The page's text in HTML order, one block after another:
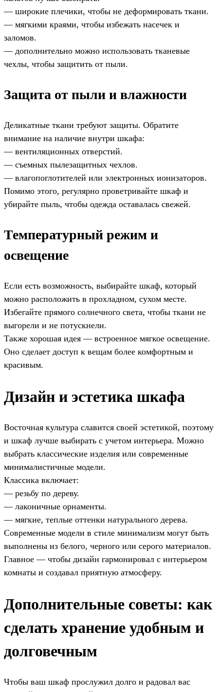
— широкие плечики, чтобы не деформировать ткани.
— мягкими краями, чтобы избежать насечек и
заломов.
— дополнительно можно использовать тканевые
чехлы, чтобы защитить от пыли.
Защита от пыли и влажности
Деликатные ткани требуют защиты. Обратите
внимание на наличие внутри шкафа:
— вентиляционных отверстий.
— съемных пылезащитных чехлов.
— влагопоглотителей или электронных ионизаторов.
Помимо этого, регулярно проветривайте шкаф и
убирайте пыль, чтобы одежда оставалась свежей.
Температурный режим и
освещение
Если есть возможность, выбирайте шкаф, который
можно расположить в прохладном, сухом месте.
Избегайте прямого солнечного света, чтобы ткани не
выгорели и не потускнели.
Также хорошая идея — встроенное мягкое освещение.
Оно сделает доступ к вещам более комфортным и
красивым.
Дизайн и эстетика шкафа
Восточная культура славится своей эстетикой, поэтому
и шкаф лучше выбирать с учетом интерьера. Можно
выбрать классические изделия или современные
минималистичные модели.
Классика включает:
— резьбу по дереву.
— лаконичные орнаменты.
— мягкие, теплые оттенки натурального дерева.
Современные модели в стиле минимализм могут быть
выполнены из белого, черного или серого материалов.
Главное — чтобы дизайн гармонировал с интерьером
комнаты и создавал приятную атмосферу.
Дополнительные советы: как
сделать хранение удобным и
долговечным
Чтобы ваш шкаф прослужил долго и радовал вас